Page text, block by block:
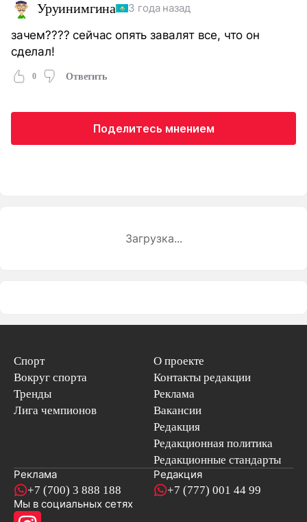
Уруинимгина 3 года назад
зачем???? сейчас опять завалят все, что он
сделал!
0 Ответить
Поделитесь мнением
Загрузка...
Спорт
Вокруг спорта
Тренды
Лига чемпионов
О проекте
Контакты редакции
Реклама
Вакансии
Редакция
Редакционная политика
Редакционные стандарты
Реклама
+7 (700) 3 888 188
Редакция
+7 (777) 001 44 99
Мы в социальных сетях